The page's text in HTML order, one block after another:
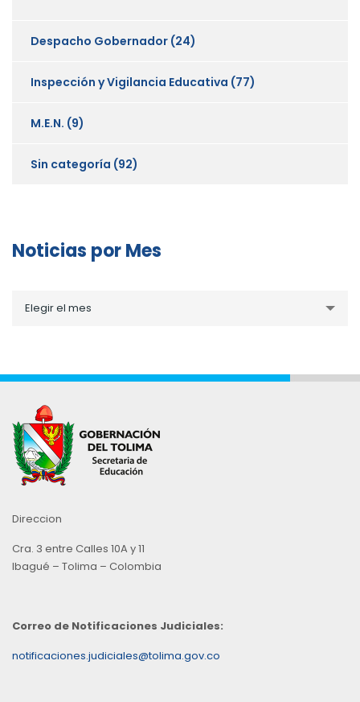
Despacho Gobernador (24)
Inspección y Vigilancia Educativa (77)
M.E.N. (9)
Sin categoría (92)
Noticias por Mes
porElegir el mes
Direccion
Cra. 3 entre Calles 10A y 11
Ibagué – Tolima – Colombia
Correo de Notificaciones Judiciales:
notificaciones.judiciales@tolima.gov.co